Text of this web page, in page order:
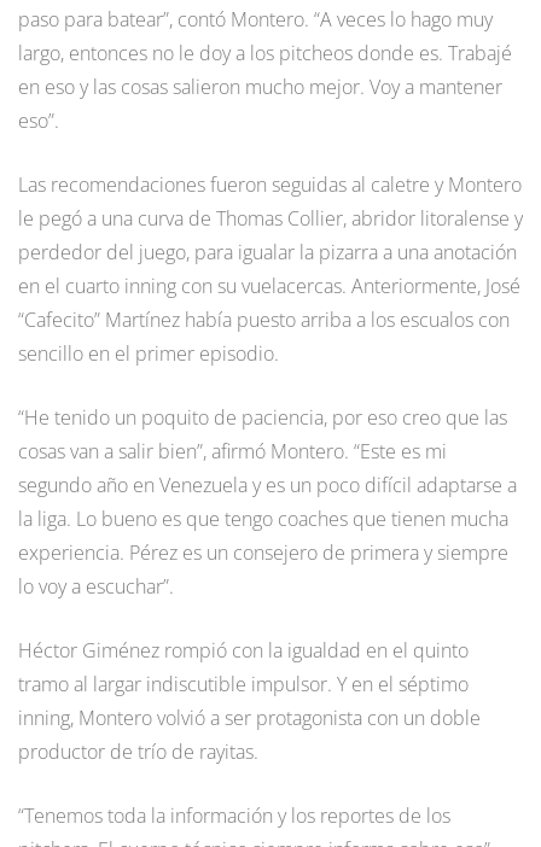
paso para batear”, contó Montero. “A veces lo hago muy
largo, entonces no le doy a los pitcheos donde es. Trabajé
en eso y las cosas salieron mucho mejor. Voy a mantener
eso”.
Las recomendaciones fueron seguidas al caletre y Montero
le pegó a una curva de Thomas Collier, abridor litoralense y
perdedor del juego, para igualar la pizarra a una anotación
en el cuarto inning con su vuelacercas. Anteriormente, José
“Cafecito” Martínez había puesto arriba a los escualos con
sencillo en el primer episodio.
“He tenido un poquito de paciencia, por eso creo que las
cosas van a salir bien”, afirmó Montero. “Este es mi
segundo año en Venezuela y es un poco difícil adaptarse a
la liga. Lo bueno es que tengo coaches que tienen mucha
experiencia. Pérez es un consejero de primera y siempre
lo voy a escuchar”.
Héctor Giménez rompió con la igualdad en el quinto
tramo al largar indiscutible impulsor. Y en el séptimo
inning, Montero volvió a ser protagonista con un doble
productor de trío de rayitas.
“Tenemos toda la información y los reportes de los